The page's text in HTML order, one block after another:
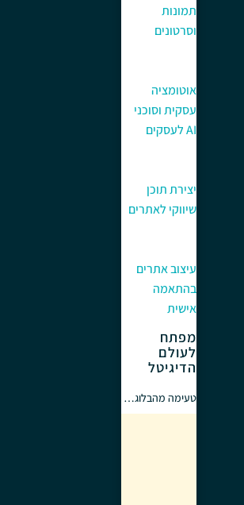
תמונות
וסרטונים
אוטומציה
עסקית וסוכני
AI לעסקים
יצירת תוכן
שיווקי לאתרים
עיצוב אתרים
בהתאמה
אישית
מפתח
לעולם
הדיגיטל
טעימה מהבלוג…